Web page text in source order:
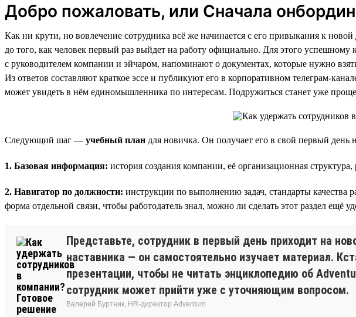
Добро пожаловать, или Сначала
Как ни крути, но вовлечение сотрудника всё же начинается с его привыкания к
до того, как человек первый раз выйдет на работу официально. Для этого
с руководителем компании и эйчаром, напоминают о документах, которые нужно
Из ответов составляют краткое эссе и публикуют его в корпоративном телеграм-
может увидеть в нём единомышленника по интересам. Подружиться станет уже
Следующий шаг — учебный план для новичка. Он получает его в свой первый день
1. Базовая информация: история создания компании, её организационная
2. Навигатор по должности: инструкции по выполнению задач, стандарты качества
форма отдельной связи, чтобы работодатель знал, можно ли сделать этот раздел ещё
Представьте, сотрудник в первый день приходит на
наставника — он самостоятельно изучает материал.
презентации, чтобы не читать энциклопедию об
сотрудник может прийти уже с уточняющим вопросом.
Валерий Буртник, HR-директор Adventum